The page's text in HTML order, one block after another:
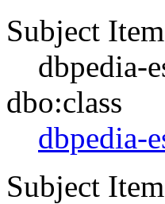
Subject Item
dbpedia-
dbo:class
dbpedia-
Subject Item